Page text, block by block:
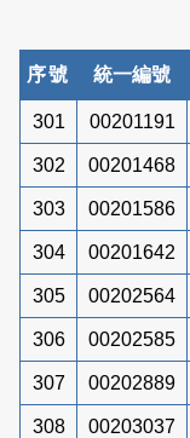
序號 統一編號
301 00201191
302 00201468
303 00201586
304 00201642
305 00202564
306 00202585
307 00202889
308 00203037